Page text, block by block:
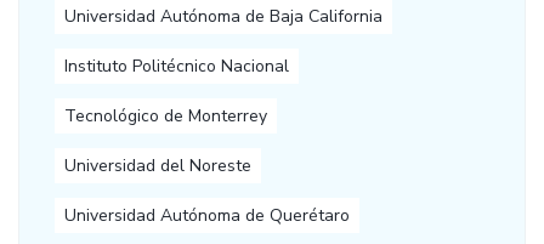
Universidad Autónoma de Baja California
Instituto Politécnico Nacional
Tecnológico de Monterrey
Universidad del Noreste
Universidad Autónoma de Querétaro